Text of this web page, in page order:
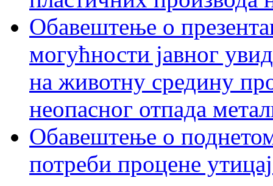
Обавештење о
могућности јавног
на животну средину
неопасног отпада
Обавештење о
потреби процене